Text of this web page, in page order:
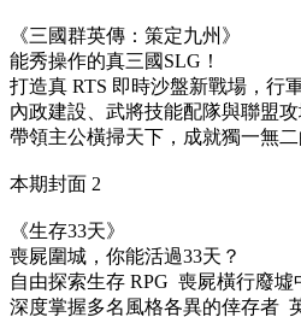
《三國群英傳：策定九州》
能秀操作的真三國SLG！
打造真 RTS 即時沙盤新戰場，行
內政建設、武將技能配隊與聯盟
帶領主公橫掃天下，成就獨一無二
本期封面 2
《生存33天》
喪屍圍城，你能活過33天？
自由探索生存 RPG 喪屍橫行廢墟
深度掌握多名風格各異的倖存者